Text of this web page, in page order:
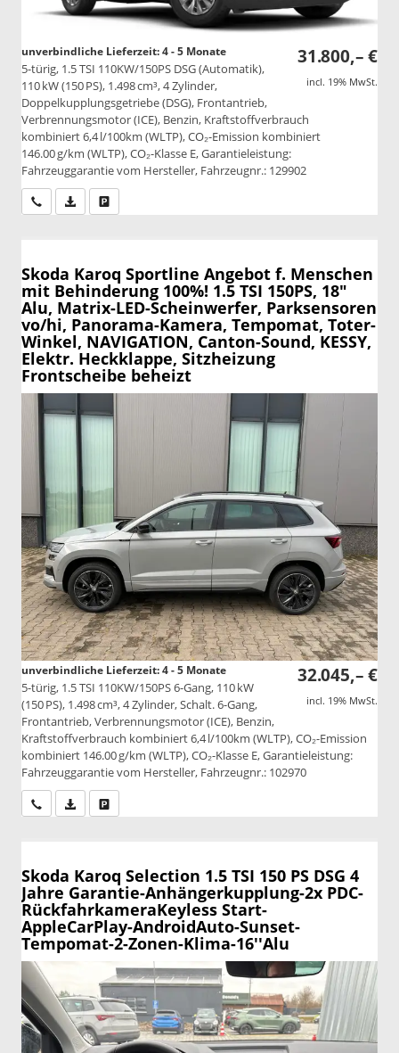
31.800,– €
incl. 19% MwSt.
unverbindliche Lieferzeit: 4 - 5 Monate
5-türig, 1.5 TSI 110KW/150PS DSG (Automatik),
110 kW (150 PS), 1.498 cm³, 4 Zylinder,
Doppelkupplungsgetriebe (DSG), Frontantrieb,
Verbrennungsmotor (ICE), Benzin, Kraftstoffverbrauch
kombiniert 6,4 l/100km (WLTP), CO₂-Emission kombiniert
146.00 g/km (WLTP), CO₂-Klasse E, Garantieleistung:
Fahrzeuggarantie vom Hersteller, Fahrzeugnr.: 129902
Wir rufen Sie anPDF-Datei, Fahrzeugexposé drucken
Skoda Karoq Sportline Angebot f. Menschen
mit Behinderung 100%! 1.5 TSI 150PS, 18"
Alu, Matrix-LED-Scheinwerfer, Parksensoren
vo/hi, Panorama-Kamera, Tempomat, Toter-
Winkel, NAVIGATION, Canton-Sound, KESSY,
Elektr. Heckklappe, Sitzheizung
Frontscheibe beheizt
32.045,– €
incl. 19% MwSt.
unverbindliche Lieferzeit: 4 - 5 Monate
5-türig, 1.5 TSI 110KW/150PS 6-Gang, 110 kW
(150 PS), 1.498 cm³, 4 Zylinder, Schalt. 6-Gang,
Frontantrieb, Verbrennungsmotor (ICE), Benzin,
Kraftstoffverbrauch kombiniert 6,4 l/100km (WLTP), CO₂-Emission
kombiniert 146.00 g/km (WLTP), CO₂-Klasse E, Garantieleistung:
Fahrzeuggarantie vom Hersteller, Fahrzeugnr.: 102970
Wir rufen Sie anPDF-Datei, Fahrzeugexposé drucken
Skoda Karoq Selection 1.5 TSI 150 PS DSG 4
Jahre Garantie-Anhängerkupplung-2x PDC-
RückfahrkameraKeyless Start-
AppleCarPlay-AndroidAuto-Sunset-
Tempomat-2-Zonen-Klima-16''Alu